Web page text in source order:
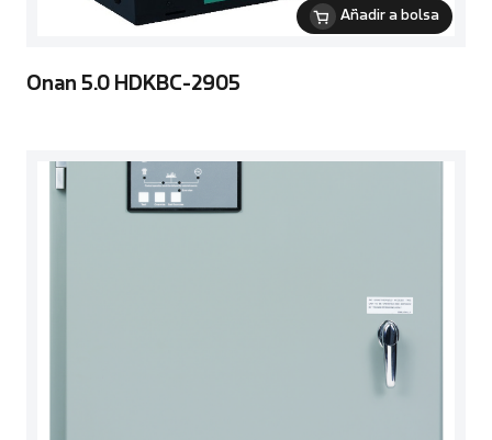
Añadir a bolsa
Onan 5.0 HDKBC-2905